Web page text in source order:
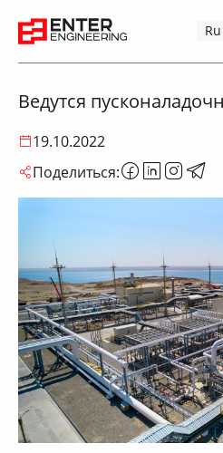
Ru
Ведутся
19.10.2022
Поделиться: